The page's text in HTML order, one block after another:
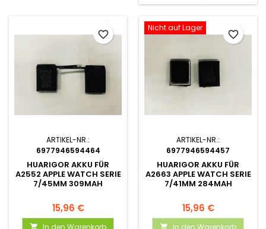
ARTIKEL-NR.:
6977946594464
HUARIGOR AKKU FÜR
A2552 APPLE WATCH SERIE
7/45MM 309MAH
15,96 €

favorite_border
Nicht auf Lager
ARTIKEL-NR.:
6977946594457
HUARIGOR AKKU FÜR
A2663 APPLE WATCH SERIE
7/41MM 284MAH
15,96 €

favorite_border